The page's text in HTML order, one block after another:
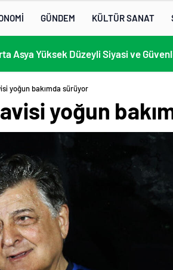
GÜNDEM KÜLTÜR SANAT
yoğun bakımda sürüyor
yoğun